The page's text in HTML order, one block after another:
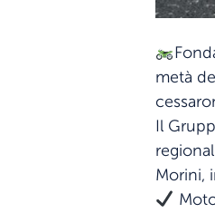
metà
Il
Morini,